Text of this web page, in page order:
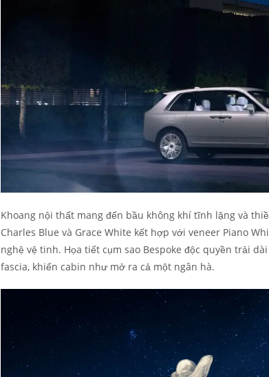
Khoang nội thất mang đến bầu không khí tĩnh lặng và
Charles Blue và Grace White kết hợp với veneer Piano
nghệ vệ tinh. Họa tiết cụm sao Bespoke độc quyền trải
fascia, khiến cabin như mở ra cả một ngân hà.